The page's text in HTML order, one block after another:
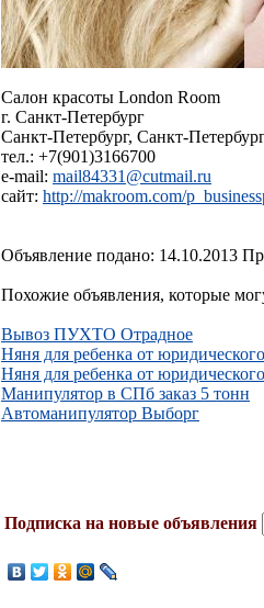
Салон красоты London Room
г. Санкт-Петербург
Санкт-Петербург, Санкт-
тел.: +7(901)3166700
e-mail: mail84331@cutmail.ru
сайт: http://makroom.com/
Объявление подано: 14.10.2013
Похожие объявления, которые
Вывоз ПУХТО Отрадное
Няня для ребенка от
Няня для ребенка от
Манипулятор в СПб заказ 5 тонн
Автоманипулятор Выборг
Подписка на новые объявления